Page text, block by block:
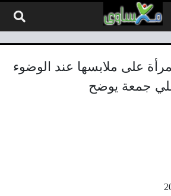
على ملابسها عند الوضوء
جمعة يوضح